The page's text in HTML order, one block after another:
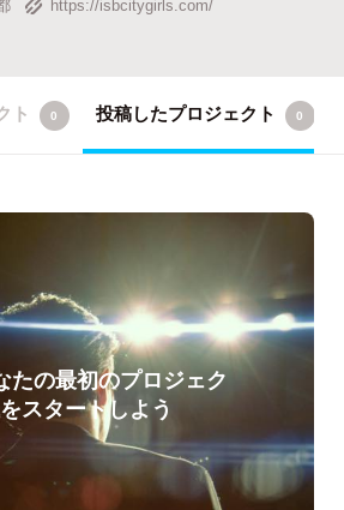
ト 0 投稿したプロジェクト 0
たの最初のプロジェク
をスタートしよう